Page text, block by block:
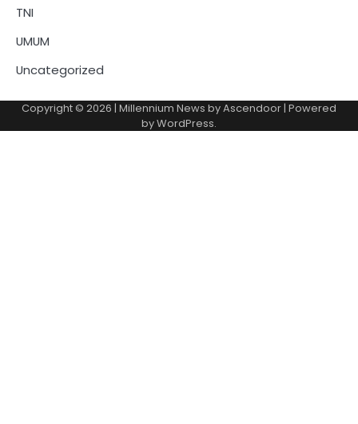
TNI
UMUM
Uncategorized
Copyright © 2026 | Millennium News byAscendoor | Powered
byWordPress.